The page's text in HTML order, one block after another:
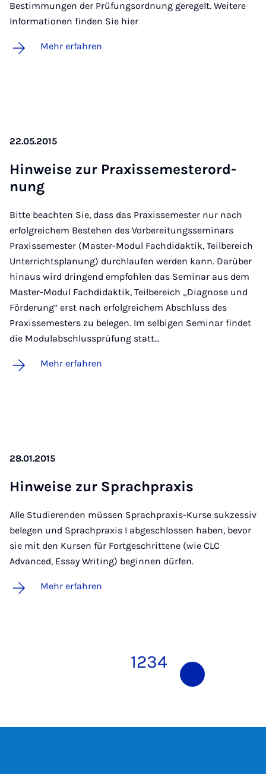
Bestimmungen der Prüfungsordnung geregelt. Weitere
Informationen finden Sie hier
Mehr erfahren
22.05.2015
Hin­wei­se zur Pra­xis­se­mes­ter­ord­
nung
Bitte beachten Sie, dass das Praxissemester nur nach
erfolgreichem Bestehen des Vorbereitungsseminars
Praxissemester (Master-Modul Fachdidaktik, Teilbereich
Unterrichtsplanung) durchlaufen werden kann. Darüber
hinaus wird dringend empfohlen das Seminar aus dem
Master-Modul Fachdidaktik, Teilbereich „Diagnose und
Förderung“ erst nach erfolgreichem Abschluss des
Praxissemesters zu belegen. Im selbigen Seminar findet
die Modulabschlussprüfung statt…
Mehr erfahren
28.01.2015
Hin­wei­se zur Sprach­pra­xis
Alle Studierenden müssen Sprachpraxis-Kurse sukzessiv
belegen und Sprachpraxis I abgeschlossen haben, bevor
sie mit den Kursen für Fortgeschrittene (wie CLC
Advanced, Essay Writing) beginnen dürfen.
Mehr erfahren
1234 5